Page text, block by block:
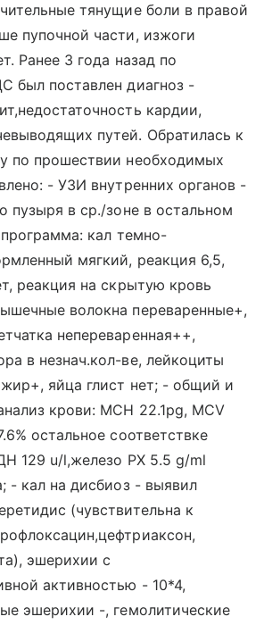
тянущие боли в правой
пупочной части, изжоги
Ранее 3 года назад по
был поставлен диагноз -
кардии,
путей. Обратилась к
по прошествии необходимых
- УЗИ внутренних органов -
пузыря в ср./зоне в остальном
кал темно-
мягкий, реакция 6,5,
реакция на скрытую кровь
волокна переваренные+,
непереваренная++,
в незнач.кол-ве, лейкоциты
яйца глист нет; - общий и
крови: MCH 22.1pg, MCV
остальное соответствке
129 u/l,железо РХ 5.5 g/ml
- кал на дисбиоз - выявил
(чувствительна к
эшерихии с
активностью - 10*4,
эшерихии -, гемолитические